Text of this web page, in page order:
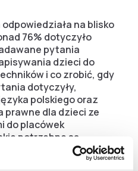
na blisko
76% dotyczyło
pytania
dzieci do
i co zrobić, gdy
dotyczyły,
polskiego oraz
prawne dla dzieci ze
do placówek
potrzebne są
wniosek.